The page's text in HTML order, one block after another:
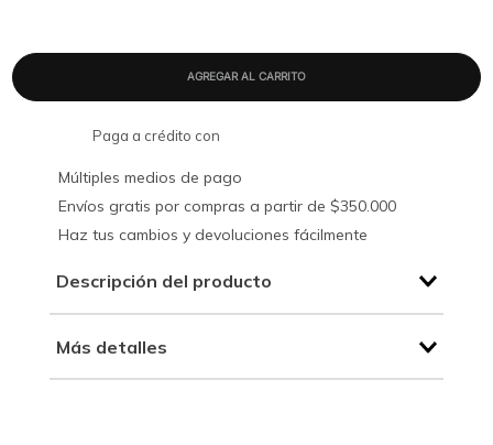
Paga a crédito con
Múltiples medios de pago
Envíos gratis por compras a partir de $350.000
Haz tus cambios y devoluciones fácilmente
Descripción del producto
Más detalles